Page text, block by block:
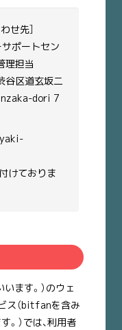
せ先］
ポートセン
理担当
区道玄坂二
dori 7
けておりま
います。）のウェ
ス（bitfanを含み
。）では、利用者